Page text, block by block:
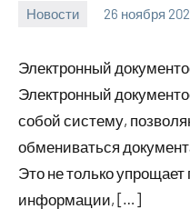
Новости 26 ноября
Электронный
Электронный
собой систему,
обмениваться
Это не только
информации, […]